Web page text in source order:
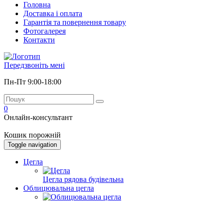
Головна
Доставка і оплата
Гарантія та повернення товару
Фотогалерея
Контакти
Передзвоніть мені
Пн-Пт 9:00-18:00
0
Онлайн-консультант
Кошик порожній
Toggle navigation
Цегла
Цегла рядова будівельна
Облицювальна цегла